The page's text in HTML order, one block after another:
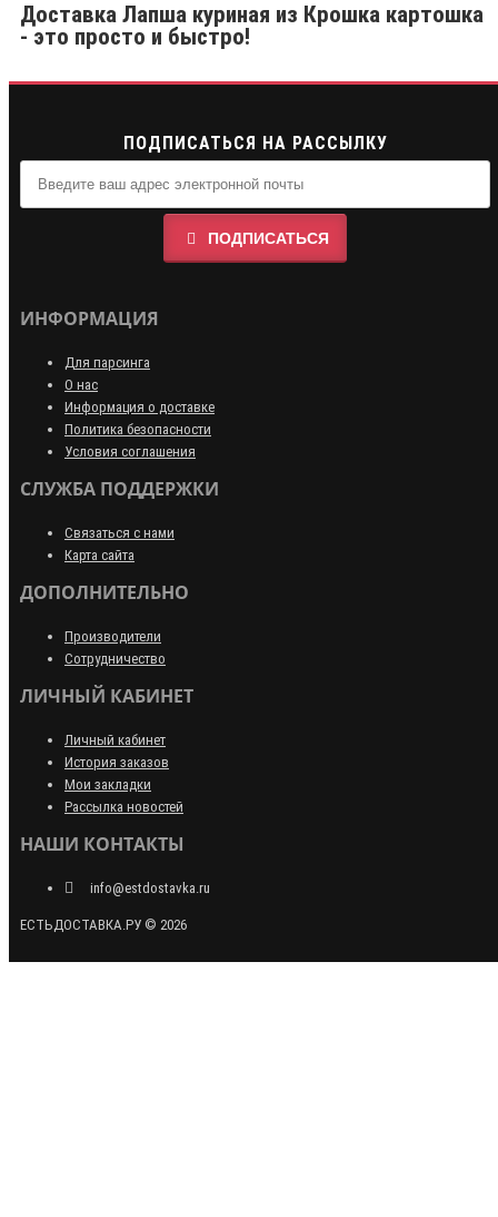
Доставка Лапша куриная из Крошка картошка
- это просто и быстро!
ПОДПИСАТЬСЯ НА РАССЫЛКУ
ПОДПИСАТЬСЯ
ИНФОРМАЦИЯ
Для парсинга
О нас
Информация о доставке
Политика безопасности
Условия соглашения
СЛУЖБА ПОДДЕРЖКИ
Связаться с нами
Карта сайта
ДОПОЛНИТЕЛЬНО
Производители
Сотрудничество
ЛИЧНЫЙ КАБИНЕТ
Личный кабинет
История заказов
Мои закладки
Рассылка новостей
НАШИ КОНТАКТЫ
info@estdostavka.ru
ЕСТЬДОСТАВКА.РУ © 2026